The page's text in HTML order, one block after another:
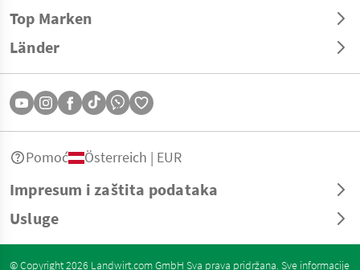
Top Marken
Länder
Impresum i zaštita podataka
Usluge
Pomoć Österreich | EUR
© Copyright 2026 Landwirt.com GmbH Sva prava pridržana. Sve informacije